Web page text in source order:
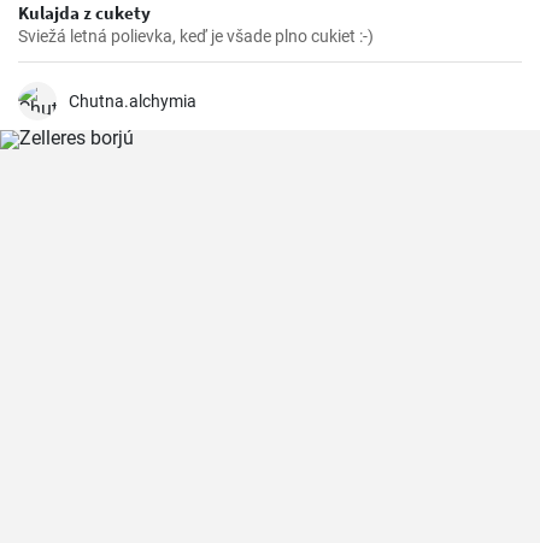
Kulajda z cukety
Sviežá letná polievka, keď je všade plno cukiet :-)
Chutna.alchymia